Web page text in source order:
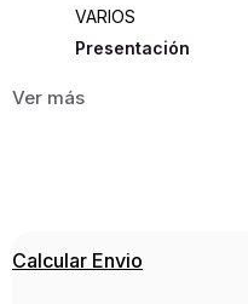
VARIOS
Presentación
AUSTRAL
Calcular Envio